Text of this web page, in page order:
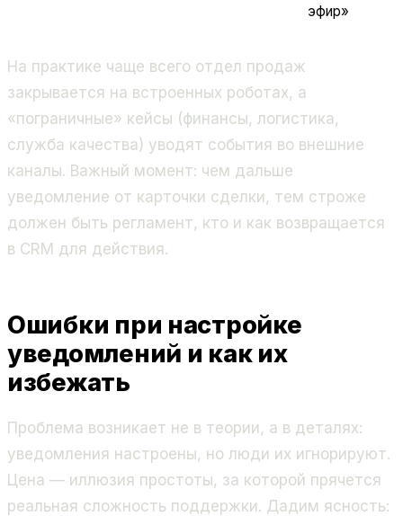
эфир»
На практике чаще всего отдел продаж
закрывается на встроенных роботах, а
«пограничные» кейсы (финансы, логистика,
служба качества) уводят события во внешние
каналы. Важный момент: чем дальше
уведомление от карточки сделки, тем строже
должен быть регламент, кто и как возвращается
в CRM для действия.
Ошибки при настройке
уведомлений и как их
избежать
Проблема возникает не в теории, а в деталях:
уведомления настроены, но люди их игнорируют.
Цена — иллюзия простоты, за которой прячется
реальная сложность поддержки. Дадим ясность: